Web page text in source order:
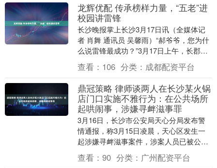
龙辉优配 传承榜样力量，“五老”进
校园讲雷锋
长沙晚报掌上长沙3月17日讯（全媒体记
者 肖舞 通讯员 吴馨雨）“郝爷爷，您为什
么说雷锋最成功？”3月17日上午，长郡双
语清湘实验学校的会议室里，一只小手高
高举....
查看： 106 分类： 成都配资平台
鼎冠策略 律师谈两人在长沙某火锅
店门口实施不雅行为：在公共场所
起哄闹事，涉嫌寻衅滋事罪
3月16日，长沙市公安局天心分局发布警
情通报，称3月15日凌晨，天心区发生一
起涉嫌寻衅滋事案件，涉案人员已被公安
机关依法采取刑事强制措施。 3月15日2时
28分....
查看： 90 分类： 广州配资平台